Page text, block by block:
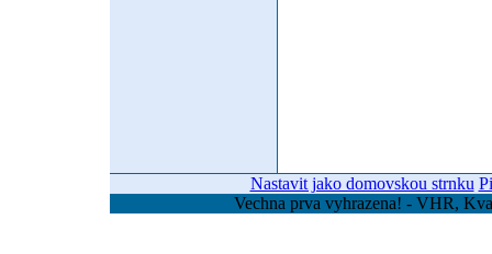
Nastavit jako domovskou strnku
Vechna prva vyhrazena! - VHR,